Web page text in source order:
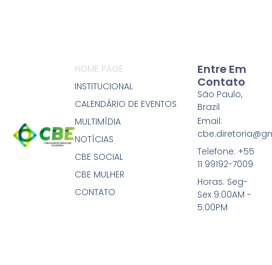
HOME PAGE
INSTITUCIONAL
CALENDÁRIO DE EVENTOS
MULTIMÍDIA
NOTÍCIAS
CBE SOCIAL
CBE MULHER
CONTATO
Entre Em
Contato
São Paulo,
Brazil
Email:
Telefone: +55
11 99192-7009
Horas: Seg-
Sex 9:00AM -
5:00PM